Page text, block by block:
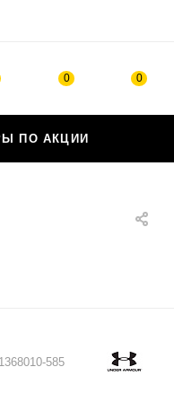
0 0
ПО АКЦИИ
1368010-585